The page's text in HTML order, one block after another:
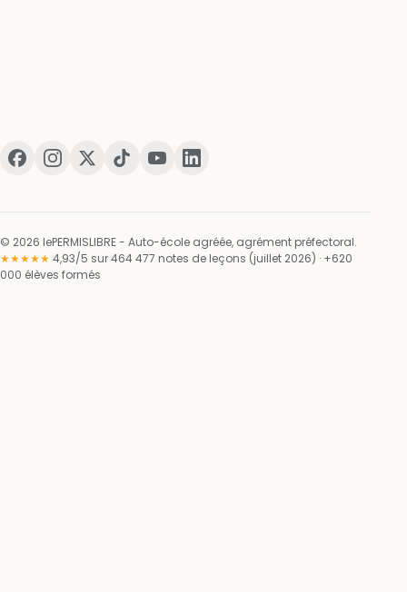
© 2026 lePERMISLIBRE - Auto-école agréée, agrément préfectoral.
★★★★★ 4,93/5 sur 464 477 notes de leçons (juillet 2026) · +620
000 élèves formés